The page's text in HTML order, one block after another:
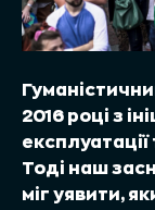
2016 році з
експлуатації
Тоді наш
міг уявити,